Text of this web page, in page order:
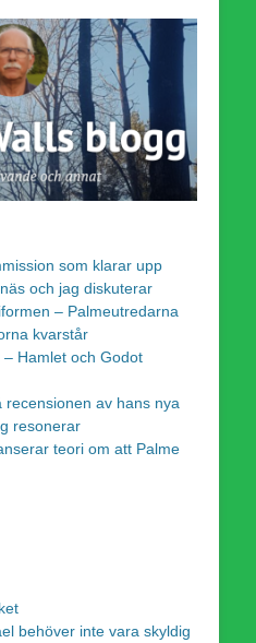
som klarar upp
och jag diskuterar
– Palmeutredarna
kvarstår
Hamlet och Godot
av hans nya
resonerar
teori om att Palme
behöver inte vara skyldig